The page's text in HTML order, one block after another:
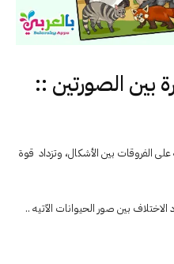
بين الصورتين ::
على الفروقات بين الأشكال، وتزداد قوة
بين صور الحيوانات الآتيه ..